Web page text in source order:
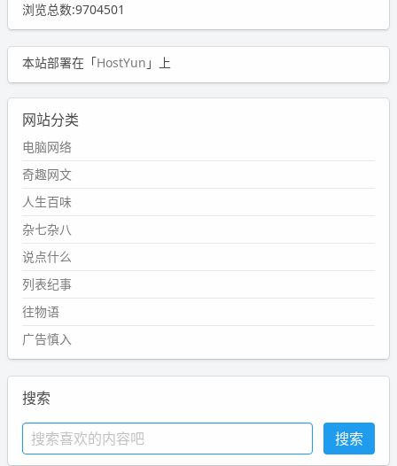
浏览总数:9704501
本站部署在「HostYun 」上
网站分类
电脑网络
奇趣网文
人生百味
杂七杂八
说点什么
列表纪事
往物语
广告慎入
搜索